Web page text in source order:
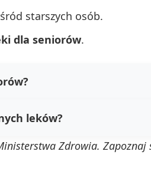
starszych osób.
dla seniorów.
leków?
Zdrowia. Zapoznaj